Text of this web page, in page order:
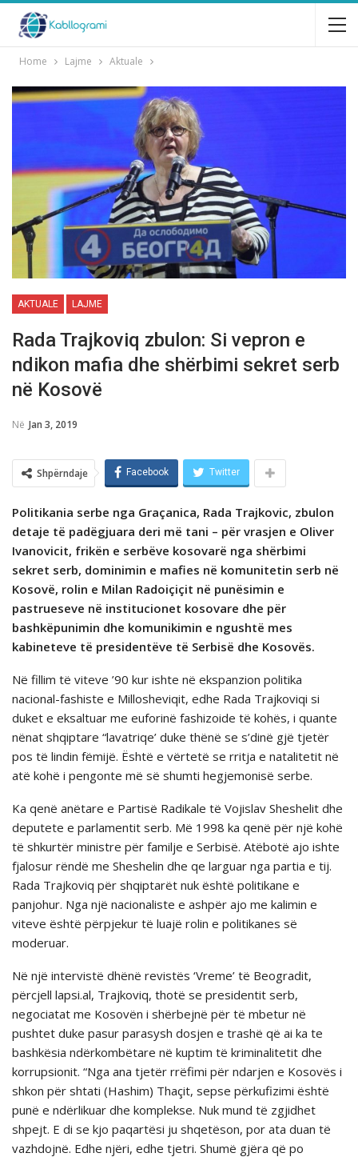
Home Lajme Aktuale
AKTUALE LAJME
Rada Trajkoviq zbulon: Si vepron e
ndikon mafia dhe shërbimi sekret serb
në Kosovë
Në Jan 3, 2019
Shpërndaje Facebook Twitter
Politikania serbe nga Graçanica, Rada Trajkovic, zbulon
detaje të padëgjuara deri më tani – për vrasjen e Oliver
Ivanovicit, frikën e serbëve kosovarë nga shërbimi
sekret serb, dominimin e mafies në komunitetin serb në
Kosovë, rolin e Milan Radoiçiçit në punësimin e
pastrueseve në institucionet kosovare dhe për
bashkëpunimin dhe komunikimin e ngushtë mes
kabineteve të presidentëve të Serbisë dhe Kosovës.
Nё fillim tё viteve ’90 kur ishte nё ekspanzion politika
nacional-fashiste e Millosheviqit, edhe Rada Trajkoviqi si
duket e eksaltuar me euforinё fashizoide tё kohёs, i quante
nёnat shqiptare “lavatriqe’ duke thёnё se s’dinё gjё tjetёr
pos tё lindin fёmijё. Ёshtё e vёrtetё se rritja e natalitetit nё
atё kohё i pengonte mё sё shumti hegjemonisё serbe.
Ka qenë anëtare e Partisë Radikale të Vojislav Sheshelit dhe
deputete e parlamentit serb. Më 1998 ka qenë për një kohë
të shkurtër ministre për familje e Serbisë. Atëbotë ajo ishte
fjalosur rëndë me Sheshelin dhe qe larguar nga partia e tij.
Rada Trajkoviq për shqiptarët nuk është politikane e
panjohur. Nga një nacionaliste e ashpër ajo me kalimin e
viteve është përpjekur të luajë rolin e politikanes së
moderuar.
Në një intervistë dhënë revistës ‘Vreme’ të Beogradit,
pёrcjell lapsi.al, Trajkoviq, thotë se presidentit serb,
negociatat me Kosovën i shërbejnë për të mbetur në
pushtet duke pasur parasysh dosjen e trashë që ai ka te
bashkësia ndërkombëtare në kuptim të kriminalitetit dhe
korrupsionit. “Nga ana tjetër rrëfimi për ndarjen e Kosovës i
shkon për shtati (Hashim) Thaçit, sepse përkufizimi është
punë e ndërlikuar dhe komplekse. Nuk mund të zgjidhet
shpejt. E di se kjo paqartësi ju shqetëson, por ata duan të
vazhdojnë. Edhe njëri, edhe tjetri. Shumë gjëra që po